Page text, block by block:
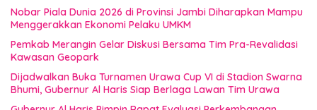
Nobar Piala Dunia 2026 di Provinsi Jambi Diharapkan Mampu
Menggerakkan Ekonomi Pelaku UMKM
Pemkab Merangin Gelar Diskusi Bersama Tim Pra-Revalidasi
Kawasan Geopark
Dijadwalkan Buka Turnamen Urawa Cup VI di Stadion Swarna
Bhumi, Gubernur Al Haris Siap Berlaga Lawan Tim Urawa